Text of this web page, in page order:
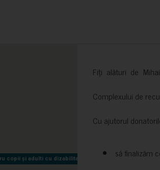
copii și adulti cu dizabilitati neuromotorii Sfântul
copii și adulti cu dizabilitati neuromotorii Sfântul
Fiți alături de
Complexului de
Cu ajutorul
să finalizăm